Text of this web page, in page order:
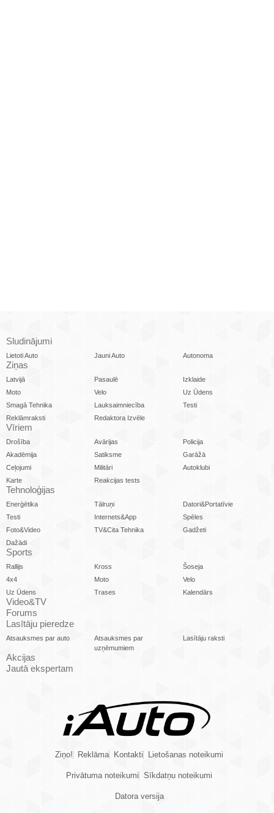
Sludinājumi
Lietoti Auto Jauni Auto Autonoma
Ziņas
Latvijā Pasaulē
Izklaide
Moto
Velo
Uz Ūdens
Smagā Tehnika
Lauksaimniecība
Testi
Reklāmraksti
Redaktora Izvēle
Vīriem
Drošība Avārijas
Policija
Akadēmija
Satiksme
Garāžā
Ceļojumi
Militāri
Autoklubi
Karte
Reakcijas tests
Tehnoloģijas
Enerģētika Tālruņi
Datori&Portatīvie
Testi
Internets&App
Spēles
Foto&Video
TV&Cita Tehnika
Gadžeti
Dažādi
Sports
Rallijs Kross
Šoseja
4x4
Moto
Velo
Uz Ūdens
Trases Kalendārs
Video&TV
Forums
Lasītāju pieredze
Atsauksmes par auto
Atsauksmes par
uzņēmumiem
Lasītāju raksti
Akcijas
Jautā ekspertam
Ziņo! Reklāma Kontakti Lietošanas noteikumi
Privātuma noteikumi Sīkdatņu noteikumi
Datora versija